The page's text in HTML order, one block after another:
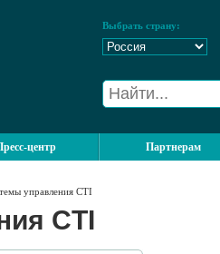
Выбрать страну:
центр Партнерам
управления CTI
CTI